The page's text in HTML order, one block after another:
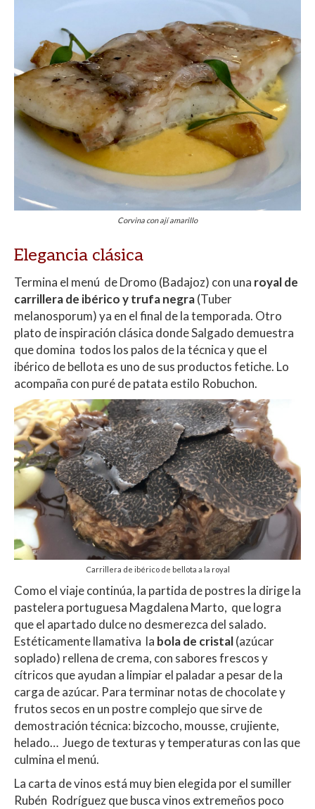
Corvina con ají amarillo
Elegancia clásica
Termina el menú de Dromo (Badajoz) con una royal de
carrillera de ibérico y trufa negra(Tuber
melanosporum) ya en el final de la temporada. Otro
plato de inspiración clásica donde Salgado demuestra
que domina todos los palos de la técnica y que el
ibérico de bellota es uno de sus productos fetiche. Lo
acompaña con puré de patata estilo Robuchon.
Carrillera de ibérico de bellota a la royal
Como el viaje continúa, la partida de postres la dirige la
pastelera portuguesa Magdalena Marto, que logra
que el apartado dulce no desmerezca del salado.
Estéticamente llamativa la bola de cristal(azúcar
soplado) rellena de crema, con sabores frescos y
cítricos que ayudan a limpiar el paladar a pesar de la
carga de azúcar. Para terminar notas de chocolate y
frutos secos en un postre complejo que sirve de
demostración técnica: bizcocho, mousse, crujiente,
helado… Juego de texturas y temperaturas con las que
culmina el menú.
La carta de vinos está muy bien elegida por el sumiller
Rubén Rodríguez que busca vinos extremeños poco